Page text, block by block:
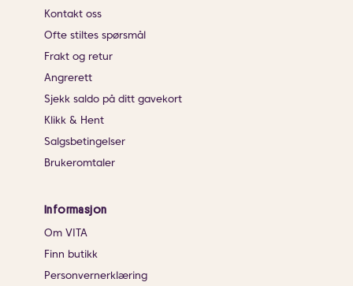
Kontakt oss
Ofte stiltes spørsmål
Frakt og retur
Angrerett
Sjekk saldo på ditt gavekort
Klikk & Hent
Salgsbetingelser
Brukeromtaler
Informasjon
Om VITA
Finn butikk
Personvernerklæring